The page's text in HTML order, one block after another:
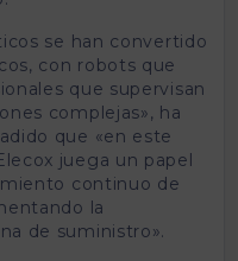
se han convertido
con robots que
que supervisan
complejas», ha
que «en este
juega un papel
continuo de
la
de suministro».